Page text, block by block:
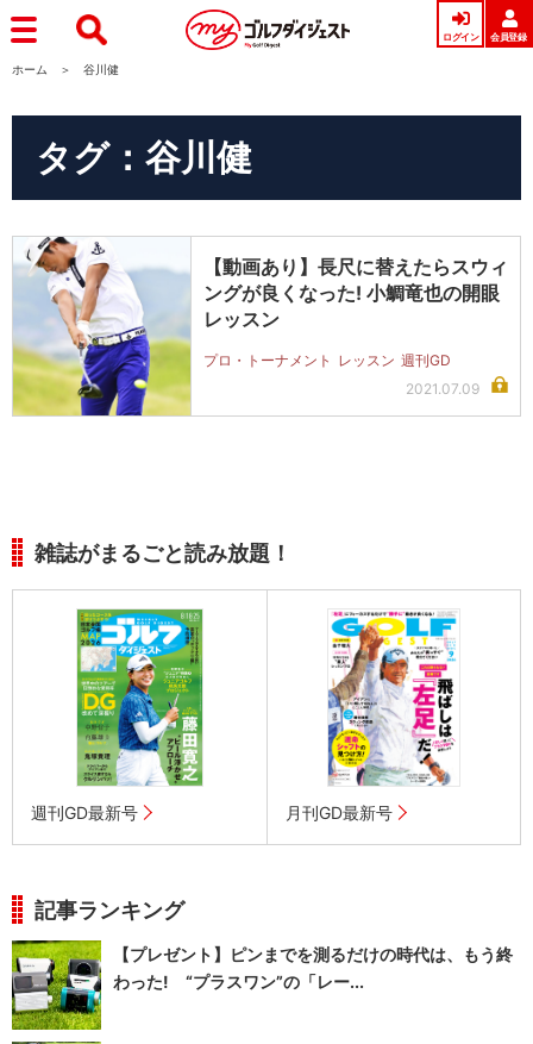
ログイン 会員登録
ホーム 谷川健
タグ：谷川健
【動画あり】長尺に替えたらスウィ
ングが良くなった! 小鯛竜也の開眼
レッスン
プロ・トーナメント レッスン 週刊GD
2021.07.09
雑誌がまるごと読み放題！
週刊GD最新号 月刊GD最新号
記事ランキング
【プレゼント】ピンまでを測るだけの時代は、もう終
わった! “プラスワン”の「レー...